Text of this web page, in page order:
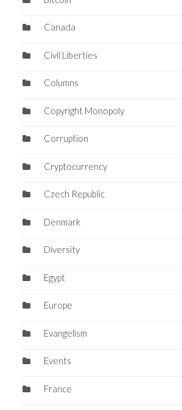
Canada
Civil Liberties
Columns
Copyright Monopoly
Corruption
Cryptocurrency
Czech Republic
Denmark
Diversity
Egypt
Europe
Evangelism
Events
France